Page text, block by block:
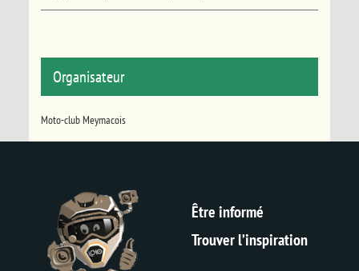
Organisateur
Moto-club Meymacois
Être informé
Trouver l’inspiration